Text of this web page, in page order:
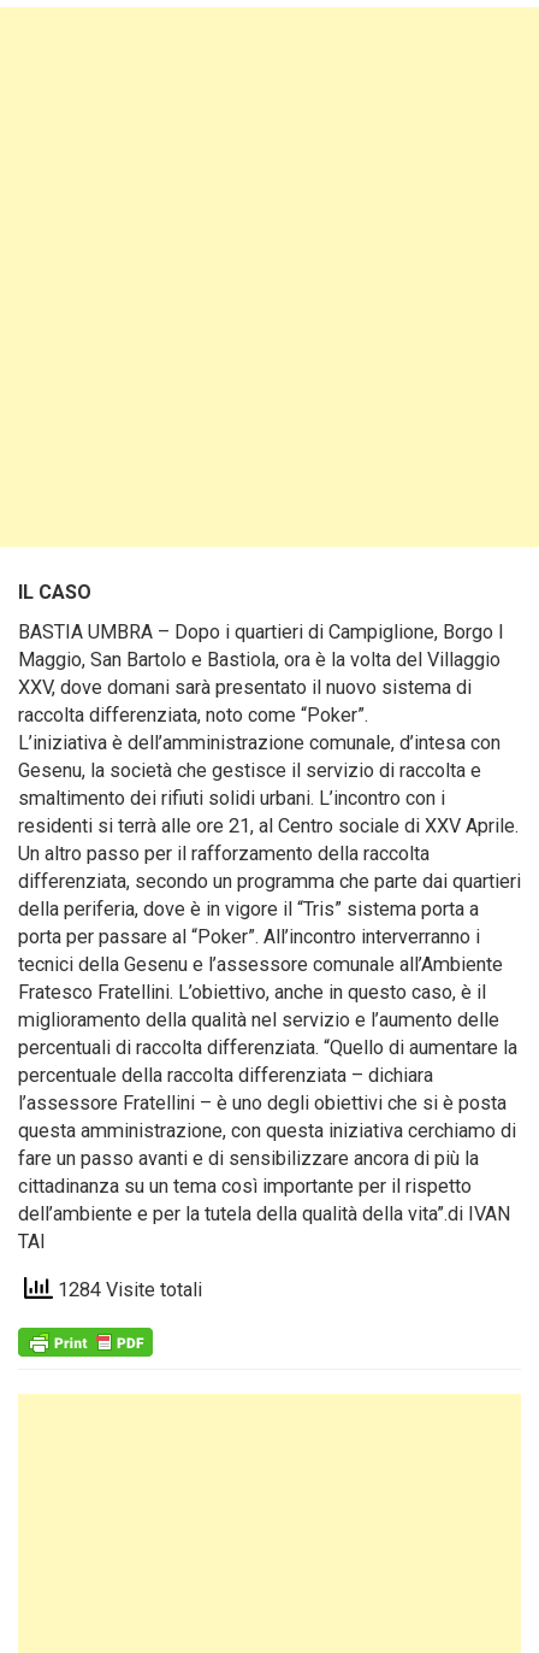
IL CASO
BASTIA UMBRA – Dopo i quartieri di Campiglione, Borgo I
Maggio, San Bartolo e Bastiola, ora è la volta del Villaggio
XXV, dove domani sarà presentato il nuovo sistema di
raccolta differenziata, noto come “Poker”.
L’iniziativa è dell’amministrazione comunale, d’intesa con
Gesenu, la società che gestisce il servizio di raccolta e
smaltimento dei rifiuti solidi urbani. L’incontro con i
residenti si terrà alle ore 21, al Centro sociale di XXV Aprile.
Un altro passo per il rafforzamento della raccolta
differenziata, secondo un programma che parte dai quartieri
della periferia, dove è in vigore il “Tris” sistema porta a
porta per passare al “Poker”. All’incontro interverranno i
tecnici della Gesenu e l’assessore comunale all’Ambiente
Fratesco Fratellini. L’obiettivo, anche in questo caso, è il
miglioramento della qualità nel servizio e l’aumento delle
percentuali di raccolta differenziata. “Quello di aumentare la
percentuale della raccolta differenziata – dichiara
l’assessore Fratellini – è uno degli obiettivi che si è posta
questa amministrazione, con questa iniziativa cerchiamo di
fare un passo avanti e di sensibilizzare ancora di più la
cittadinanza su un tema così importante per il rispetto
dell’ambiente e per la tutela della qualità della vita”.di IVAN
TAI
1284 Visite totali